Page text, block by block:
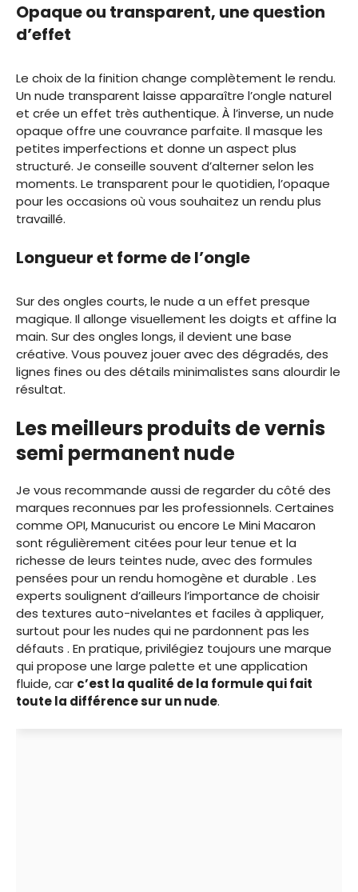
Opaque ou transparent, une question
d’effet
Le choix de la finition change complètement le rendu.
Un nude transparent laisse apparaître l’ongle naturel
et crée un effet très authentique. À l’inverse, un nude
opaque offre une couvrance parfaite. Il masque les
petites imperfections et donne un aspect plus
structuré. Je conseille souvent d’alterner selon les
moments. Le transparent pour le quotidien, l’opaque
pour les occasions où vous souhaitez un rendu plus
travaillé.
Longueur et forme de l’ongle
Sur des ongles courts, le nude a un effet presque
magique. Il allonge visuellement les doigts et affine la
main. Sur des ongles longs, il devient une base
créative. Vous pouvez jouer avec des dégradés, des
lignes fines ou des détails minimalistes sans alourdir le
résultat.
Les meilleurs produits de vernis
semi permanent nude
Je vous recommande aussi de regarder du côté des
marques reconnues par les professionnels. Certaines
comme OPI, Manucurist ou encore Le Mini Macaron
sont régulièrement citées pour leur tenue et la
richesse de leurs teintes nude, avec des formules
pensées pour un rendu homogène et durable . Les
experts soulignent d’ailleurs l’importance de choisir
des textures auto-nivelantes et faciles à appliquer,
surtout pour les nudes qui ne pardonnent pas les
défauts . En pratique, privilégiez toujours une marque
qui propose une large palette et une application
fluide, car c’est la qualité de la formule qui fait
toute la différence sur un nude.